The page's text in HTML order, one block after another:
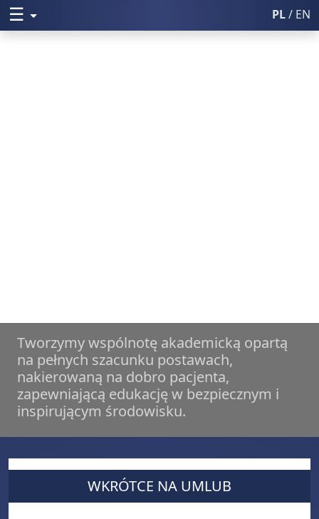
PL/ EN
Poczta
Włącz wysoki
☰ Rozwiń menu
Tworzymy wspólnotę akademicką opartą
na pełnych szacunku postawach,
nakierowaną na dobro pacjenta,
zapewniającą edukację w bezpiecznym i
inspirującym środowisku.
WKRÓTCE NA UMLUB